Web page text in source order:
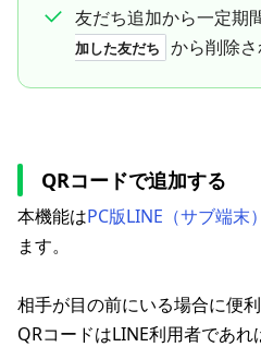
友だち追加から一定期
加した友だち
から削除さ
QRコードで追加する
本機能はPC版LINE（サブ端末）
ます。
相手が目の前にいる場合に便利
QRコードはLINE利用者であれ